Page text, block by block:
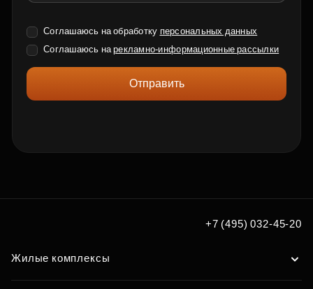
Соглашаюсь на обработку персональных данных
Соглашаюсь нарекламно-информационные рассылки
Отправить
+7 (495) 032-45-20
Жилые комплексы